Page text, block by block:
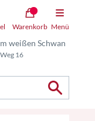
Warenkorb Menü
weißen Schwan
16